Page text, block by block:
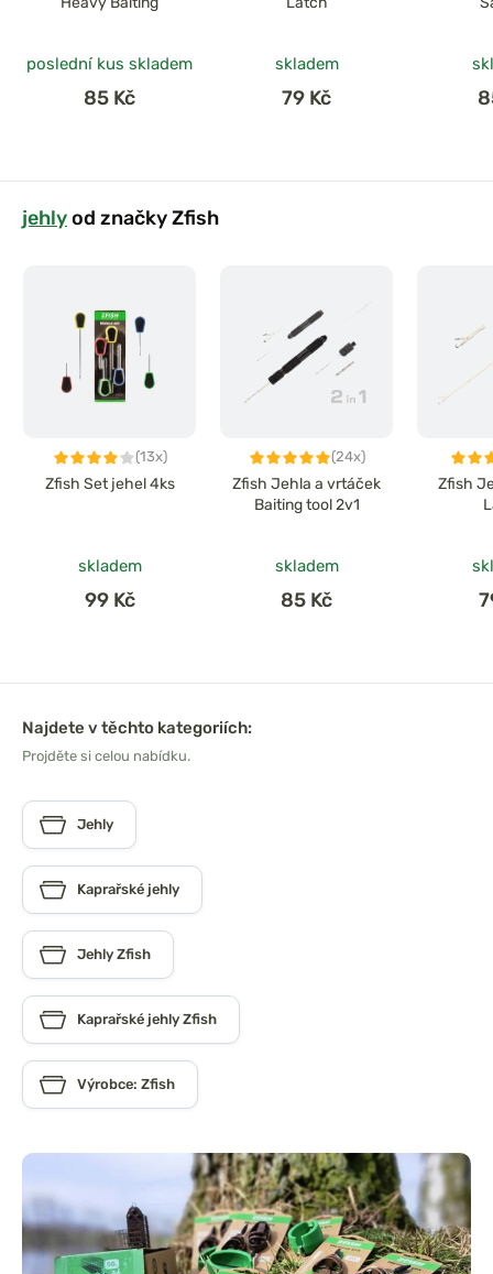
poslední kus skladem
85 Kč
skladem
79 Kč
jehlyod značky Zfish
(13x)
Zfish Set jehel 4ks
skladem
99 Kč
(24x)
Zfish Jehla a vrtáček
Baiting tool 2v1
skladem
85 Kč
Zfish
Najdete v těchto kategoriích:
Projděte si celou nabídku.
Jehly
Kaprařské jehly
Jehly Zfish
Kaprařské jehly Zfish
Výrobce: Zfish